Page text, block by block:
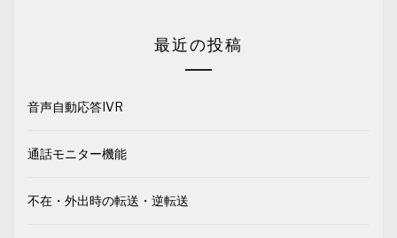
最近の投稿
音声自動応答IVR
通話モニター機能
不在・外出時の転送・逆転送